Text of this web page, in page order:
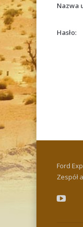
Nazwa
Hasło:
Ford
Zespół